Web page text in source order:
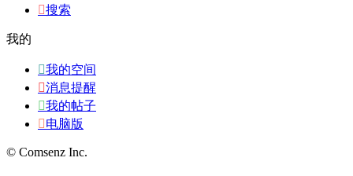
搜索
我的
我的空间
消息提醒
我的帖子
电脑版
© Comsenz Inc.